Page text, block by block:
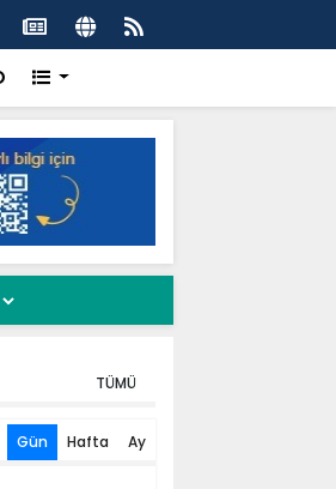
da Vazgeçilmez
TÜMÜ
Gün Hafta Ay